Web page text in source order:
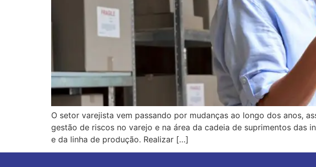
O setor varejista vem passando por mudanças ao longo dos anos,
gestão de riscos no varejo e na área da cadeia de suprimentos das
e da linha de produção. Realizar […]